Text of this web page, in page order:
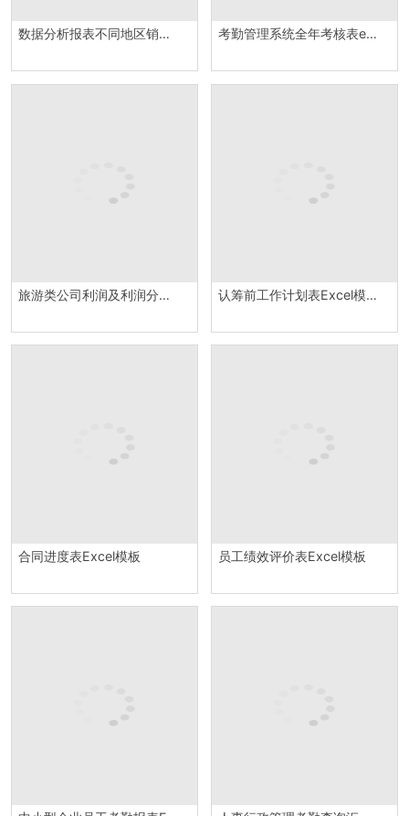
数据分析报表不同地区销售对比分析Excel模板 考勤管理系统全年考核表excel模板
旅游类公司利润及利润分配表Excel模板 认筹前工作计划表Excel模板
合同进度表Excel模板 员工绩效评价表Excel模板